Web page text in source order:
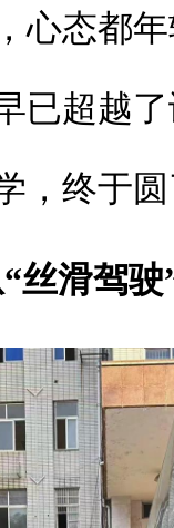
心态都
已超越
，终于
丝滑驾驶